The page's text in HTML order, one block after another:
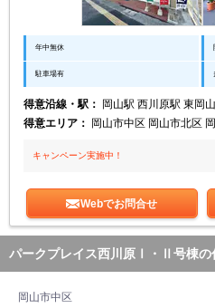
年中無休
駐車場有
得意沿線・駅：
岡山駅 西川原駅 東岡
得意エリア：
岡山市中区 岡山市北区
キャンペーン実施中！
Webでお問合せ
パークプレイス西川原Ⅰ・Ⅱ号棟の
岡山市中区